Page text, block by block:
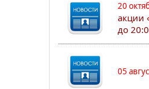
20
акции
до
05